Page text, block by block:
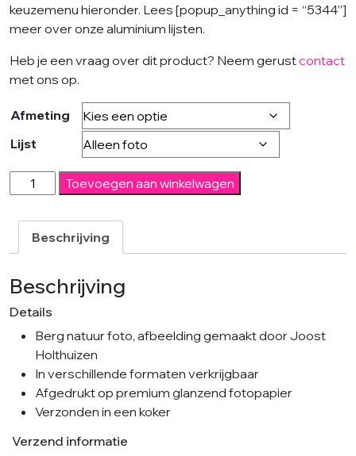
keuzemenu hieronder. Lees [popup_anything id = “5344”]
meer over onze aluminium lijsten.
Heb je een vraag over dit product? Neem gerustcontact
met ons op.
Afmeting
Lijst
Dolomites
-
Joost
Holthuizen
aantal
Toevoegen aan winkelwagen
Beschrijving
Beschrijving
Details
Berg natuur foto, afbeelding gemaakt door Joost
Holthuizen
In verschillende formaten verkrijgbaar
Afgedrukt op premium glanzend fotopapier
Verzonden in een koker
Verzend informatie